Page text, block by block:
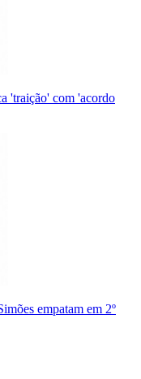
'traição' com 'acordo
empatam em 2º